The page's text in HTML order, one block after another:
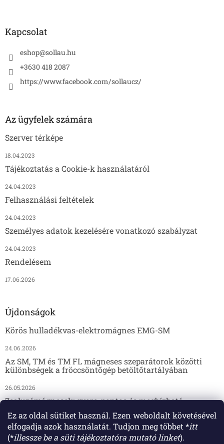
Ez az oldal sütiket használ. Ezen weboldalt követésével
elfogadja azok használatát. Tudjon meg többet *itt
(*illessze be a süti tájékoztatóra mutató linket).
Kapcsolat
eshop@sollau.hu
+3630 418 2087
https://www.facebook.com/sollaucz/
Az ügyfelek számára
Szerver térképe
18.04.2023
Tájékoztatás a Cookie-k használatáról
24.04.2023
Felhasználási feltételek
24.04.2023
Személyes adatok kezelésére vonatkozó szabályzat
24.04.2023
Rendelésem
17.06.2026
Újdonságok
Körös hulladékvas-elektromágnes EMG-SM
24.06.2026
Az SM, TM és TM FL mágneses szeparátorok közötti
különbségek a fröccsöntőgép betöltőtartályában
26.05.2026
Zsaluzómágnesek: gyors, pontos és megbízható
17.04.2026